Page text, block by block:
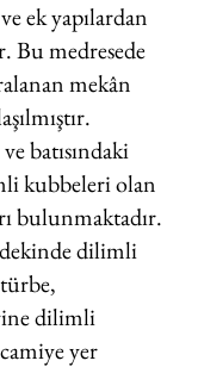
ek yapılardan
Bu medresede
mekân
batısındaki
kubbeleri olan
bulunmaktadır.
dilimli
dilimli
yer